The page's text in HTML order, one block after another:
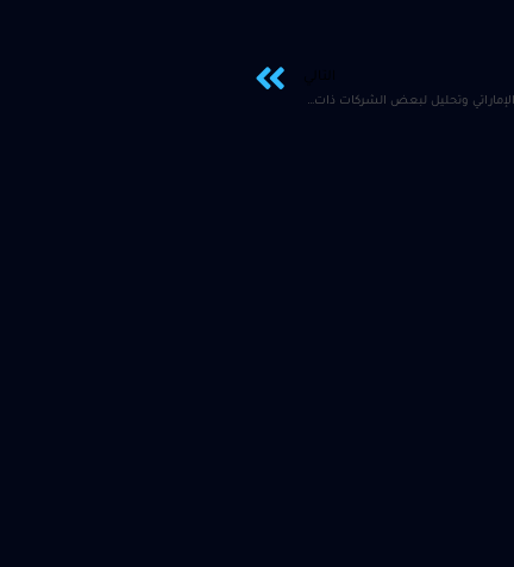
تحليلات الاسبوع الماضي للسوق الإماراتي وتحليل لبعض الشركات ذات التغير الكبير